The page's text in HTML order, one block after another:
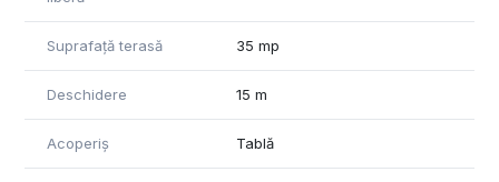
Suprafață terasă 35 mp
Deschidere 15 m
Acoperiș Tablă